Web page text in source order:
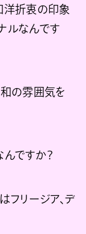
洋折衷の印象
ルなんです
和の雰囲気を
ですか？
フリージア、デ